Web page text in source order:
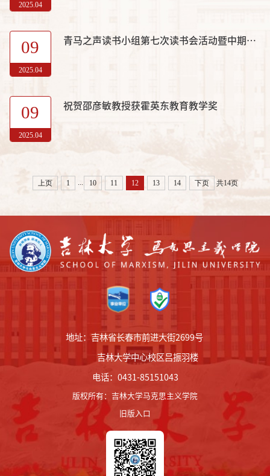
2025.04
09
2025.04
青马之声读书小组第七次读书会活动暨中期检查会
09
2025.04
祝贺邵彦敏教授获霍英东教育教学奖
上页 1 10 11 12 13 14 下页 共14页
地址：吉林省长春市前进大街2699号
吉林大学中心校区吕振羽楼
电话：0431-85151043
版权所有： 吉林大学马克思主义学院
旧版入口